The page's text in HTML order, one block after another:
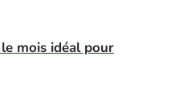
mois idéal pour